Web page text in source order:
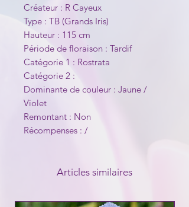
Créateur : R Cayeux
Type : TB (Grands Iris)
Hauteur : 115 cm
Période de floraison : Tardif
Catégorie 1 : Rostrata
Catégorie 2 :
Dominante de couleur : Jaune /
Violet
Remontant : Non
Récompenses : /
Articles similaires